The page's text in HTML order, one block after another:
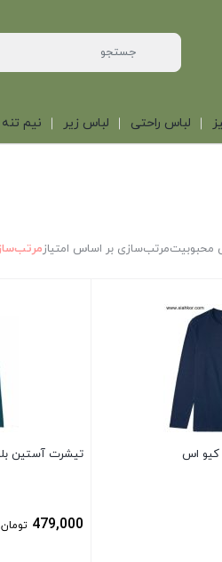
لباس راحتی لباس زیر نیم تنه
محبوبیتمرتب‌سازی بر اساس امتیاز
کیو اس تیشرت آستین
479,000 تومان